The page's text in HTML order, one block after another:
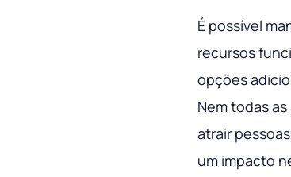
É possível
recursos
opções
Nem todas
atrair
um impacto